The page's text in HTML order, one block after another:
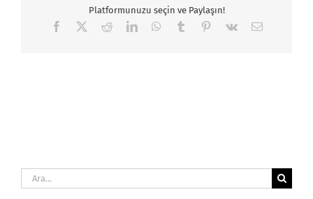
Platformunuzu seçin ve Paylaşın!
Facebook RedditLinkedInWhatsApp
Tumblr Pinterest
Vk
E-
Ara: